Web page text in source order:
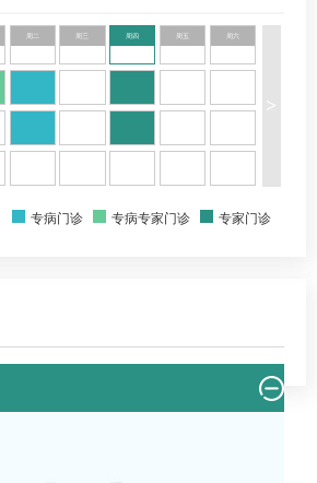
预防医学会过敏病预防与控制专业委
敏学组组员、中国中药协会皮肤病
周三 周四 周五 周六
>
专病门诊 专病专家门诊 专家门诊